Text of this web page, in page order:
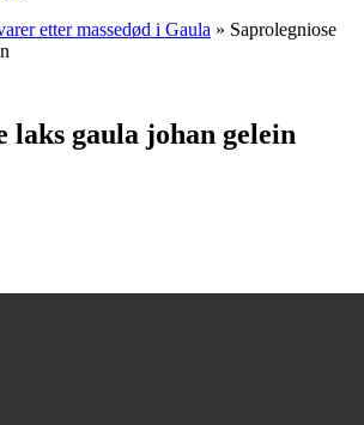
etter massedød i Gaula » Saprolegniose
laks gaula johan gelein